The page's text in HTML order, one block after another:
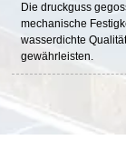
Die druckguss
mechanische
wasserdichte
gewährleisten.